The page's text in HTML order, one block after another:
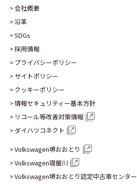
会社概要
沿革
SDGs
採用情報
プライバシーポリシー
サイトポリシー
クッキーポリシー
情報セキュリティー基本方針
リコール等改善対策情報
ダイハツコネクト
Volkswagen堺おおとり
Volkswagen寝屋川
Volkswagen堺おおとり認定中古車センター